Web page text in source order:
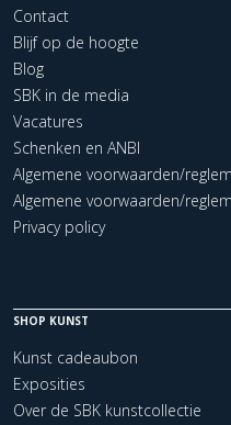
Contact
Blijf op de hoogte
Blog
SBK in de media
Vacatures
Schenken en ANBI
Algemene voorwaarden/
Algemene voorwaarden/
Privacy policy
SHOP KUNST
Kunst cadeaubon
Exposities
Over de SBK kunstcollectie